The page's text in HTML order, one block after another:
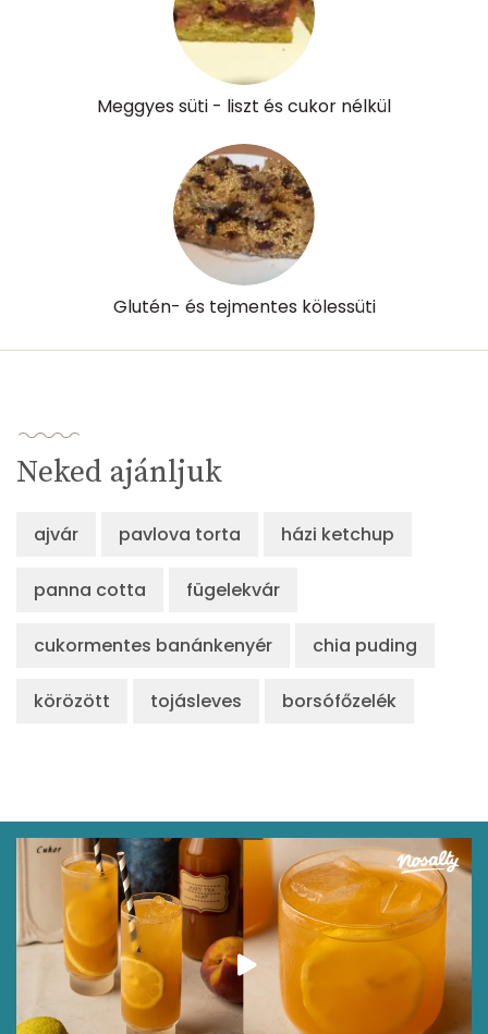
Pantoténsav - B5 vitamin:
Folsav - B9-vitamin:
11 micro
Retinol - A vitamin:
β-karotin
61 micro
β-crypt
12 micro
Összesen 168 kcal
Meggyes süti - liszt és cukor nélkül
Glutén- és tejmentes kölessüti
Neked ajánljuk
ajvár pavlova torta házi ketchup
panna cotta fügelekvár
cukormentes banánkenyér chia puding
körözött tojásleves borsófőzelék